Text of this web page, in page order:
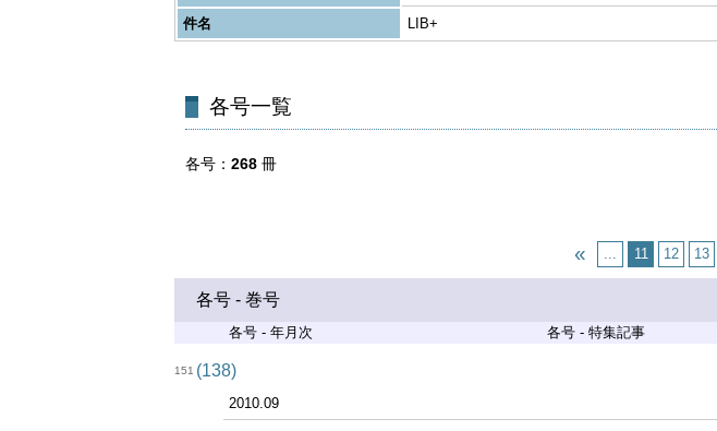
件名
LIB+
各号一覧
各号 268 冊
... 11 12 13
各号 - 巻号
各号 - 年月次 各号 - 特集記事
151 (138)
2010.09